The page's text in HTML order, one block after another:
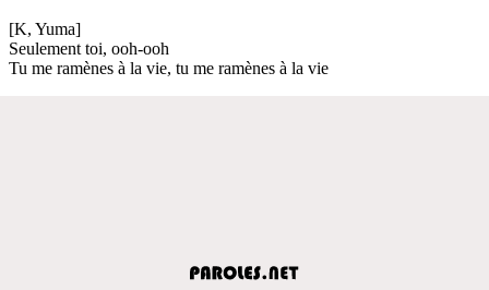
[K, Yuma]
Seulement toi, ooh-ooh
Tu me ramènes à la vie, tu me ramènes à la vie